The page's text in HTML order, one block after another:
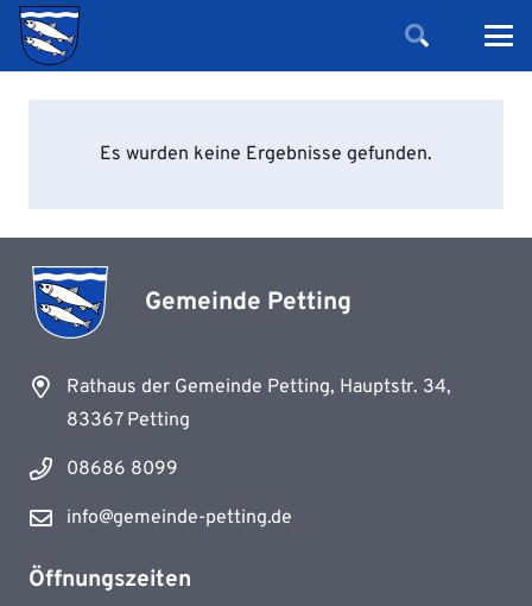
Es wurden keine Ergebnisse gefunden.
Gemeinde Petting
Rathaus der Gemeinde Petting, Hauptstr. 34,
83367 Petting
08686 8099
info@gemeinde-petting.de
Öffnungszeiten